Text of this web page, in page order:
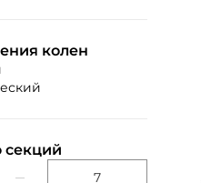
колен
секций